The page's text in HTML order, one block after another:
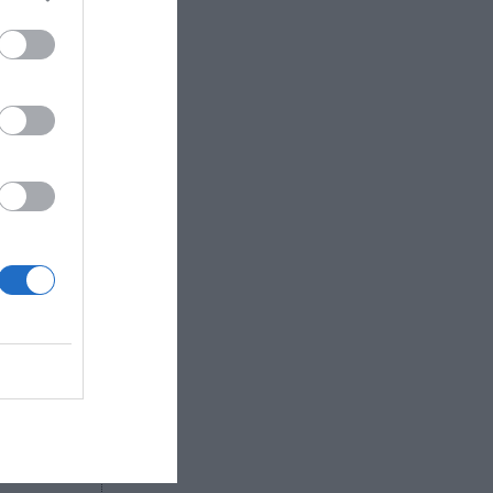
busca
a
que
AHORA